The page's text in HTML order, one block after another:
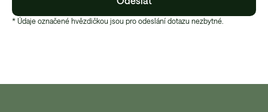
* Údaje označené hvězdičkou jsou pro odeslání dotazu nezbytné.